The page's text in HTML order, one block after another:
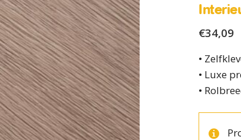
€34,09
•
• Luxe
•